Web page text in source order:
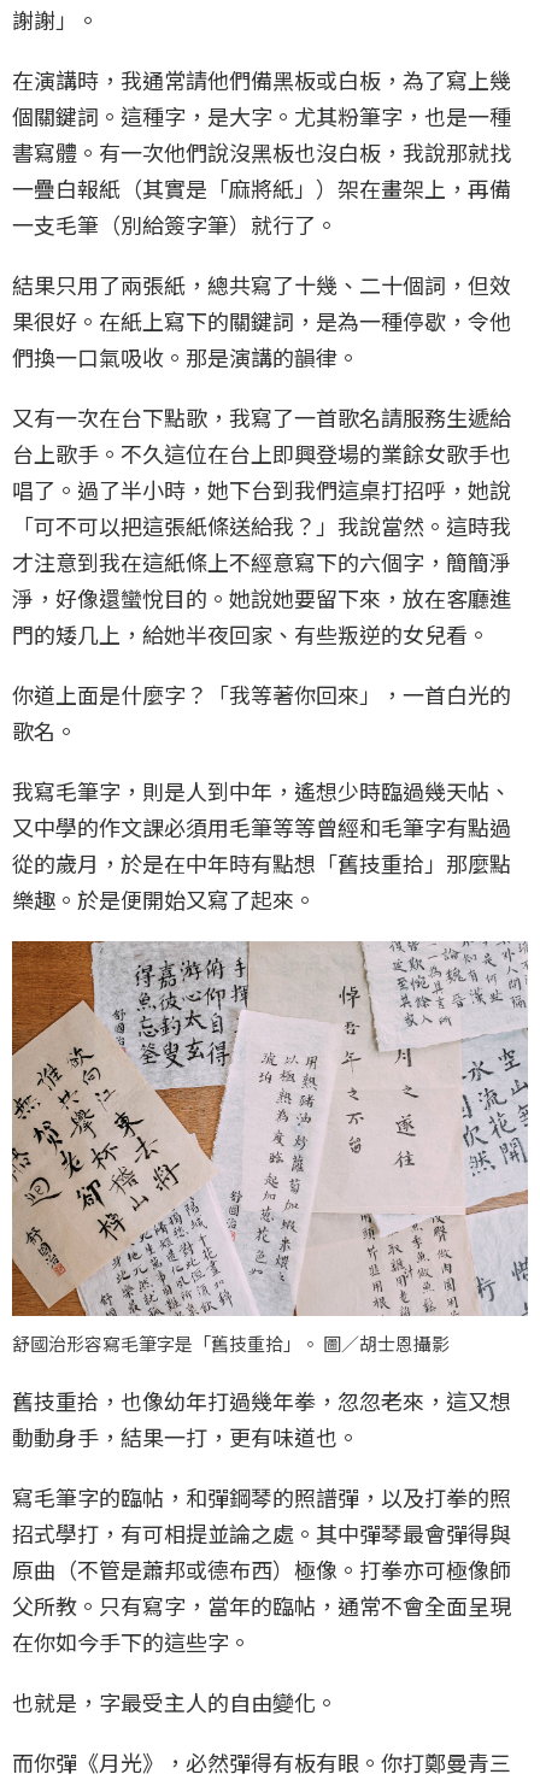
謝謝」。
在演講時，我通常請他們備黑板或白板，為了寫上幾
個關鍵詞。這種字，是大字。尤其粉筆字，也是一種
書寫體。有一次他們說沒黑板也沒白板，我說那就找
一疊白報紙（其實是「麻將紙」）架在畫架上，再備
一支毛筆（別給簽字筆）就行了。
結果只用了兩張紙，總共寫了十幾、二十個詞，但效
果很好。在紙上寫下的關鍵詞，是為一種停歇，令他
們換一口氣吸收。那是演講的韻律。
又有一次在台下點歌，我寫了一首歌名請服務生遞給
台上歌手。不久這位在台上即興登場的業餘女歌手也
唱了。過了半小時，她下台到我們這桌打招呼，她說
「可不可以把這張紙條送給我？」我說當然。這時我
才注意到我在這紙條上不經意寫下的六個字，簡簡淨
淨，好像還蠻悅目的。她說她要留下來，放在客廳進
門的矮几上，給她半夜回家、有些叛逆的女兒看。
你道上面是什麼字？「我等著你回來」，一首白光的
歌名。
我寫毛筆字，則是人到中年，遙想少時臨過幾天帖、
又中學的作文課必須用毛筆等等曾經和毛筆字有點過
從的歲月，於是在中年時有點想「舊技重拾」那麼點
樂趣。於是便開始又寫了起來。
舒國治形容寫毛筆字是「舊技重拾」。 圖／胡士恩攝影
舊技重拾，也像幼年打過幾年拳，忽忽老來，這又想
動動身手，結果一打，更有味道也。
寫毛筆字的臨帖，和彈鋼琴的照譜彈，以及打拳的照
招式學打，有可相提並論之處。其中彈琴最會彈得與
原曲（不管是蕭邦或德布西）極像。打拳亦可極像師
父所教。只有寫字，當年的臨帖，通常不會全面呈現
在你如今手下的這些字。
也就是，字最受主人的自由變化。
而你彈《月光》，必然彈得有板有眼。你打鄭曼青三